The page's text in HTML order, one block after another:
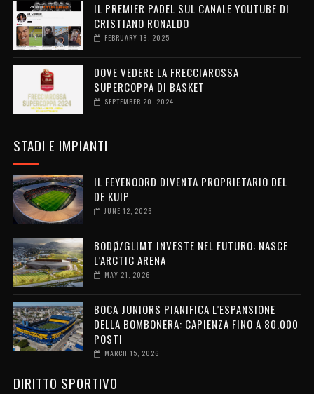
IL PREMIER PADEL SUL CANALE YOUTUBE DI
CRISTIANO RONALDO
FEBRUARY 18, 2025
DOVE VEDERE LA FRECCIAROSSA
SUPERCOPPA DI BASKET
SEPTEMBER 20, 2024
STADI E IMPIANTI
IL FEYENOORD DIVENTA PROPRIETARIO DEL
DE KUIP
JUNE 12, 2026
BODØ/GLIMT INVESTE NEL FUTURO: NASCE
L’ARCTIC ARENA
MAY 21, 2026
BOCA JUNIORS PIANIFICA L’ESPANSIONE
DELLA BOMBONERA: CAPIENZA FINO A 80.000
POSTI
MARCH 15, 2026
DIRITTO SPORTIVO